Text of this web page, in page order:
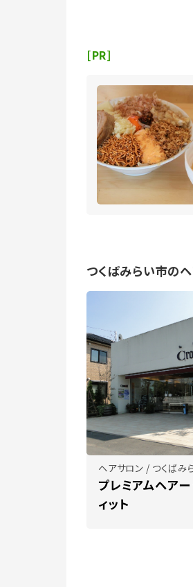
[PR]
つくばみらい市の
ヘアサロン / つくばみ
プレミアムヘア
ィット